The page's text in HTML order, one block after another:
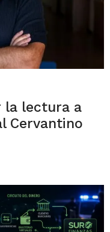
la lectura a
Cervantino